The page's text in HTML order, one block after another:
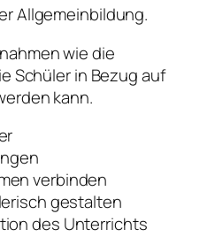
Allgemeinbildung.
wie die
Schüler in Bezug auf
kann.
verbinden
gestalten
des Unterrichts